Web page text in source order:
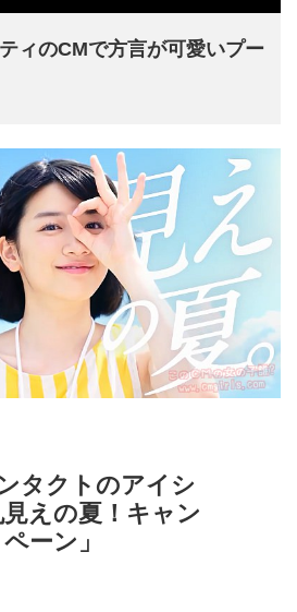
ィのCMで方言が可愛いプー
タクトのアイシ
えの夏！キャン
ペーン」